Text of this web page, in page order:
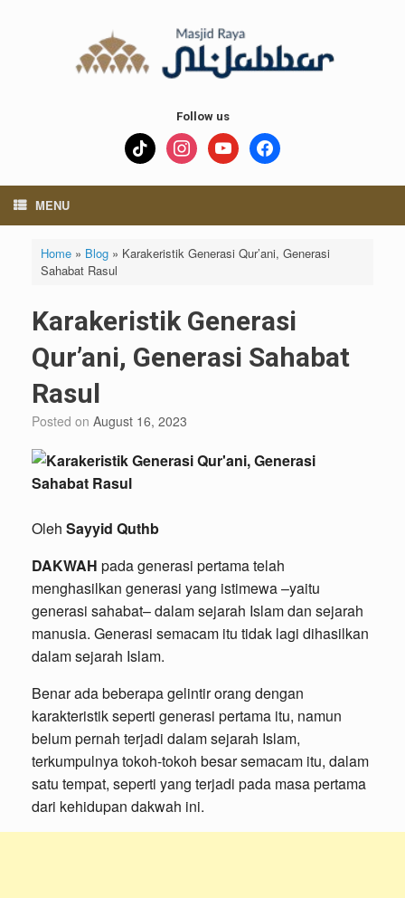
Follow us
tiktok instagramyoutube facebook
MENU
Home» Blog» Karakeristik Generasi Qur’ani, Generasi
Sahabat Rasul
Karakeristik Generasi
Qur’ani, Generasi Sahabat
Rasul
Posted on August 16, 2023
Oleh Sayyid Quthb
DAKWAH pada generasi pertama telah
menghasilkan generasi yang istimewa –yaitu
generasi sahabat– dalam sejarah Islam dan sejarah
manusia. Generasi semacam itu tidak lagi dihasilkan
dalam sejarah Islam.
Benar ada beberapa gelintir orang dengan
karakteristik seperti generasi pertama itu, namun
belum pernah terjadi dalam sejarah Islam,
terkumpulnya tokoh-tokoh besar semacam itu, dalam
satu tempat, seperti yang terjadi pada masa pertama
dari kehidupan dakwah ini.